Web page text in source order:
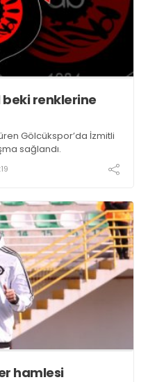
beki renklerine
Gölcükspor’da İzmitli
sağlandı.
hamlesi